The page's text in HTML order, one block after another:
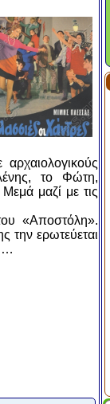
το Φώτη,
μαζί με τις
«Αποστόλη».
την ερωτεύεται
…